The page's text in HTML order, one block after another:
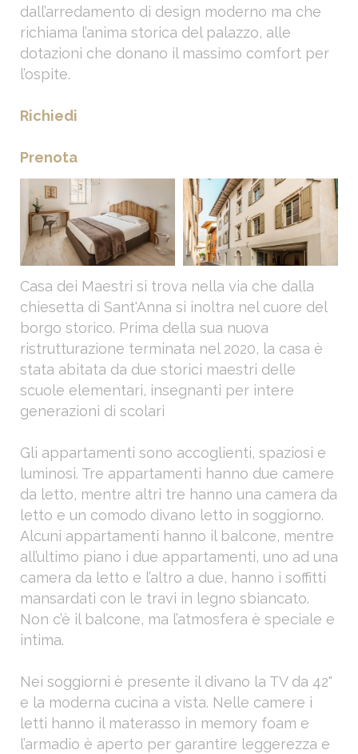
dall’arredamento di design moderno ma che
richiama l’anima storica del palazzo, alle
dotazioni che donano il massimo comfort per
l’ospite.
Richiedi
Prenota
Casa dei Maestri si trova nella via che dalla
chiesetta di Sant'Anna si inoltra nel cuore del
borgo storico. Prima della sua nuova
ristrutturazione terminata nel 2020, la casa è
stata abitata da due storici maestri delle
scuole elementari, insegnanti per intere
generazioni di scolari
Gli appartamenti sono accoglienti, spaziosi e
luminosi. Tre appartamenti hanno due camere
da letto, mentre altri tre hanno una camera da
letto e un comodo divano letto in soggiorno.
Alcuni appartamenti hanno il balcone, mentre
all’ultimo piano i due appartamenti, uno ad una
camera da letto e l’altro a due, hanno i soffitti
mansardati con le travi in legno sbiancato.
Non c’è il balcone, ma l’atmosfera è speciale e
intima.
Nei soggiorni è presente il divano la TV da 42"
e la moderna cucina a vista. Nelle camere i
letti hanno il materasso in memory foam e
l’armadio è aperto per garantire leggerezza e